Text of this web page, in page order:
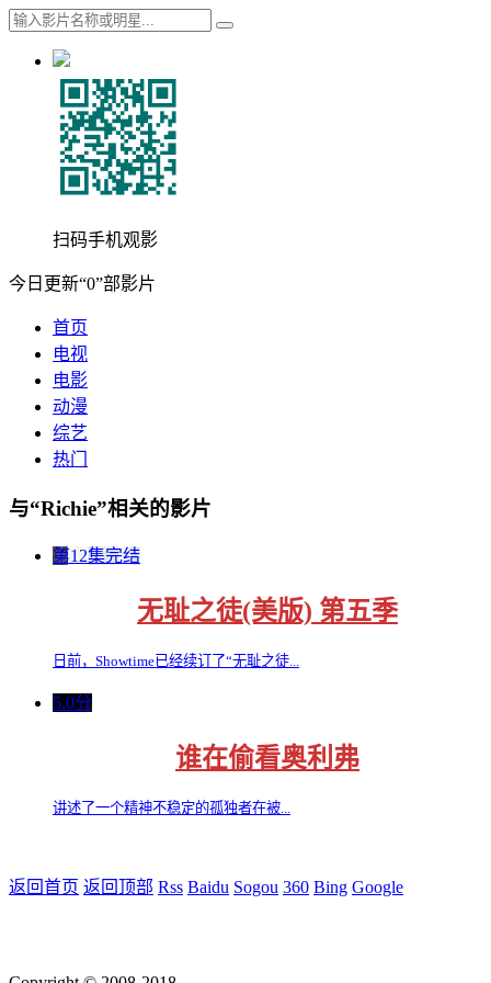
扫码手机观影
今日更新“0”部影片
首页
电视
电影
动漫
综艺
热门
与“Richie”相关的影片
第12集完结
无耻之徒(美版) 第五季
日前，Showtime已经续订了“无耻之徒...
5.0分
谁在偷看奥利弗
讲述了一个精神不稳定的孤独者在被...
返回首页 返回顶部 Rss Baidu Sogou 360 Bing Google